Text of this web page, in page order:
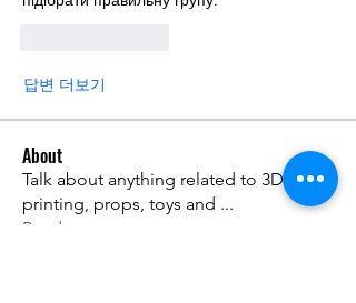
답변 더보기
About
Talk about anything related to 3D
printing, props, toys and ...
Read more